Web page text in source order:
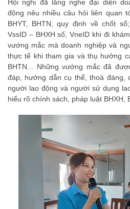
Hội nghị đã lắng nghe đại diện
động nêu nhiều câu hỏi liên quan
BHYT, BHTN; quy định về chốt
VssID – BHXH số, VneID khi đi
vướng mắc mà doanh nghiệp và
thực tế khi tham gia và thụ hưởng
BHTN... Những vướng mắc đã
đáp, hướng dẫn cụ thể, thoả đáng,
người lao động và người sử dụng
hiểu rõ chính sách, pháp luật BHXH,